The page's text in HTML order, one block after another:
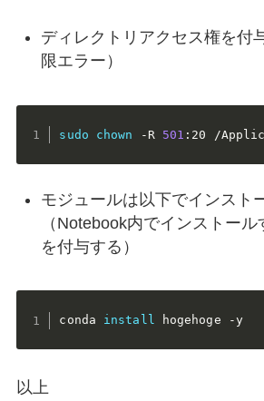
ディレクトリアクセス権を付
限エラー）
sudo chown -R 501 :20 /
モジュールは以下でインスト
（Notebook内でインストー
を付与する）
conda install hogehoge -y
以上